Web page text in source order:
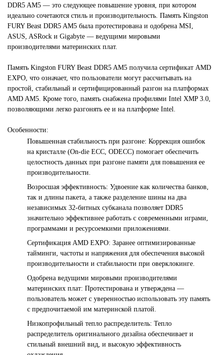
DDR5 AM5 — это следующее повышение уровня, при котором
идеально сочетаются стиль и производительность. Память Kingston
FURY Beast DDR5 AM5 была протестирована и одобрена MSI,
ASUS, ASRock и Gigabyte — ведущими мировыми
производителями материнских плат.
Память Kingston FURY Beast DDR5 AM5 получила сертификат AMD
EXPO, что означает, что пользователи могут рассчитывать на
простой, стабильный и сертифицированный разгон на платформах
AMD AM5. Кроме того, память снабжена профилями Intel XMP 3.0,
позволяющими легко разгонять ее и на платформе Intel.
Особенности:
Повышенная стабильность при разгоне: Коррекция ошибок
на кристалле (On-die ECC, ODECC) помогает обеспечить
целостность данных при разгоне памяти для повышения ее
производительности.
Возросшая эффективность: Удвоение как количества банков,
так и длины пакета, а также разделение шины на два
независимых 32-битных субканала позволяет DDR5
значительно эффективнее работать с современными играми,
программами и ресурсоемкими приложениями.
Сертификация AMD EXPO: Заранее оптимизированные
тайминги, частоты и напряжения для обеспечения высокой
производительности и стабильности при оверклокинге.
Одобрена ведущими мировыми производителями
материнских плат: Протестирована и утверждена —
пользователь может с уверенностью использовать эту память
с предпочитаемой им материнской платой.
Низкопрофильный тепло распределитель: Тепло
распределитель оригинального дизайна обеспечивает и
стильный внешний вид, и высокую эффективность